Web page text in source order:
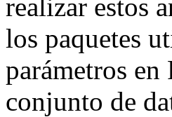
realizar estos
los paquetes
parámetros
conjunto de